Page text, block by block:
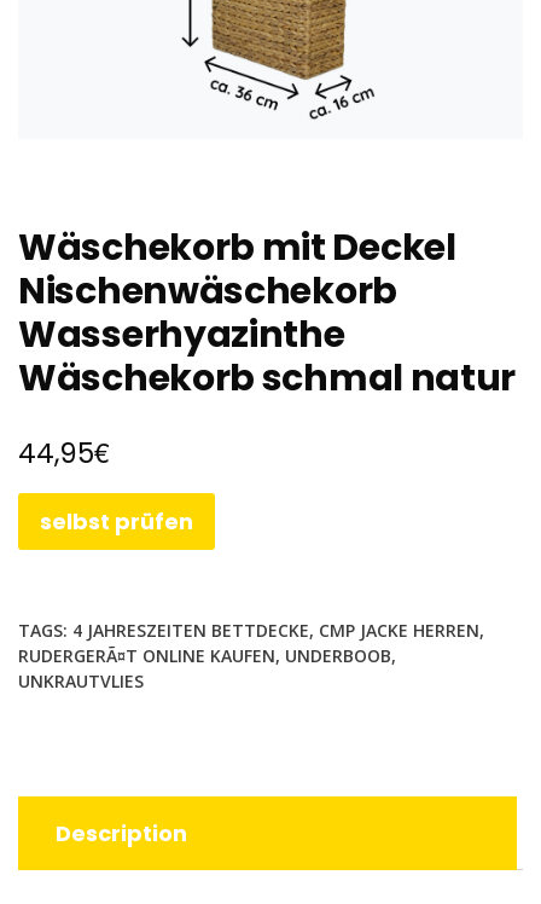
Wäschekorb mit Deckel
Nischenwäschekorb
Wasserhyazinthe
Wäschekorb schmal natur
44,95€
selbst prüfen
TAGS: 4 JAHRESZEITEN BETTDECKE, CMP JACKE HERREN,
RUDERGERÃ¤T ONLINE KAUFEN, UNDERBOOB,
UNKRAUTVLIES
Description